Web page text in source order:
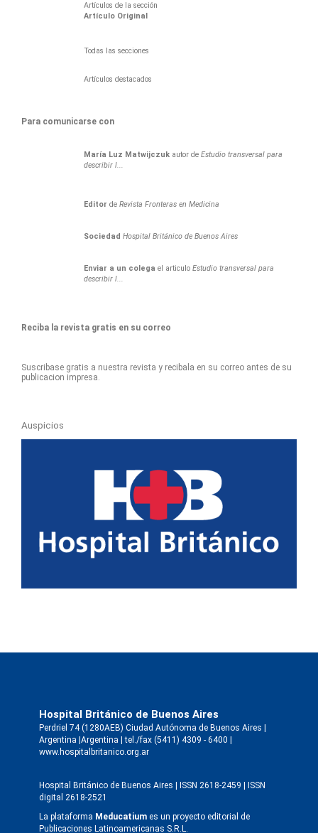
Artículos de la sección
Artí­culo Original
Todas las secciones
Artículos destacados
Para comunicarse con
María Luz Matwijczuk autor deEstudio transversal para
describir l...
Editor deRevista Fronteras en Medicina
Sociedad Hospital Británico de Buenos Aires
Enviar a un colega el articuloEstudio transversal para
describir l...
Reciba la revista gratis en su correo
Suscribase gratis a nuestra revista y recibala en su correo antes de su
publicacion impresa.
Auspicios
Hospital Británico de Buenos Aires
Perdriel 74 (1280AEB) Ciudad Autónoma de Buenos Aires |
Argentina |Argentina | tel./fax (5411) 4309 - 6400 |
www.hospitalbritanico.org.ar
Hospital Británico de Buenos Aires | ISSN 2618-2459 | ISSN
digital 2618-2521
La plataforma Meducatium es un proyecto editorial de
Publicaciones Latinoamericanas S.R.L.